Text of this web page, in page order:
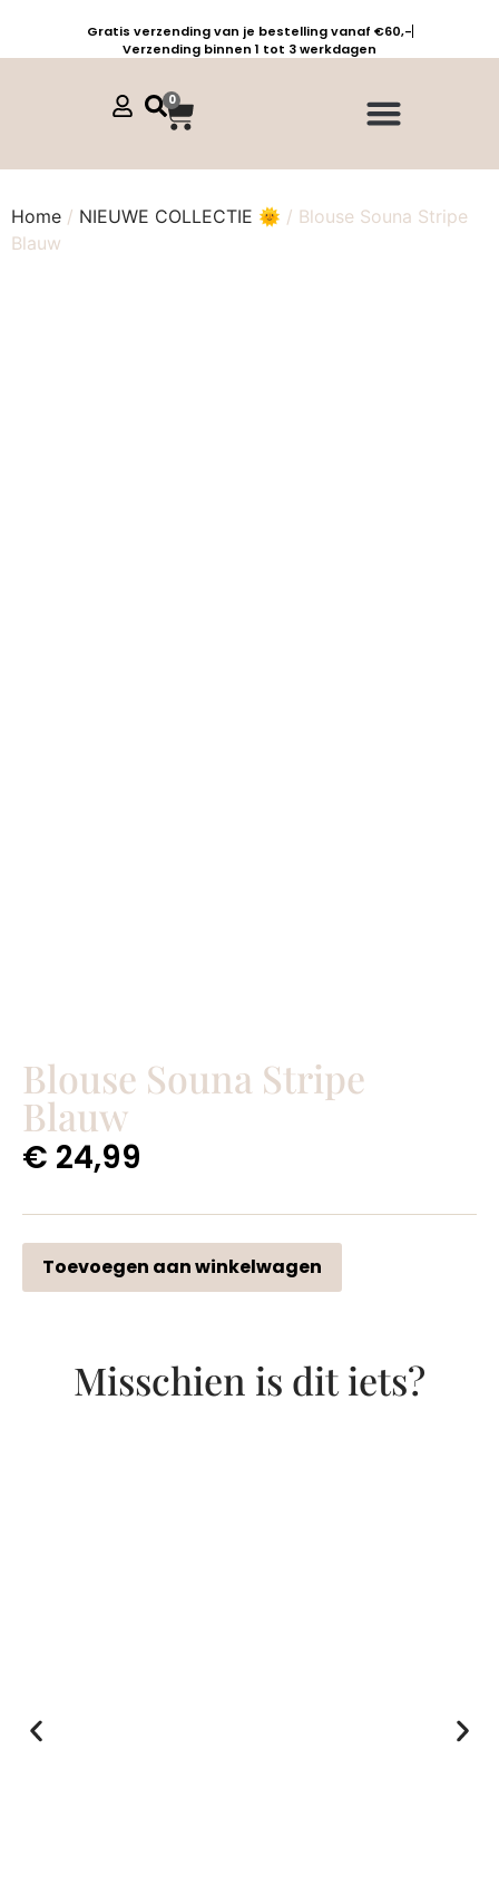
Gratis verzending van je bestelling vanaf €60,-
Verzending binnen 1 tot 3 werkdagen
0
Home / NIEUWE COLLECTIE 🌞 / Blouse Souna Stripe
Blauw
Blouse Souna Stripe
Blauw
€ 24,99
Toevoegen aan winkelwagen
Misschien is dit iets?